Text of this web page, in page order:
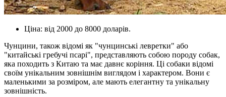
Ціна: від 2000 до 8000 доларів.
Чунцини, також відомі як "чунцинські левретки" або
"китайські гребучі псарі", представляють собою породу собак,
яка походить з Китаю та має давнє коріння. Ці собаки відомі
своїм унікальним зовнішнім виглядом і характером. Вони є
маленькими за розміром, але мають елегантну та унікальну
зовнішність.